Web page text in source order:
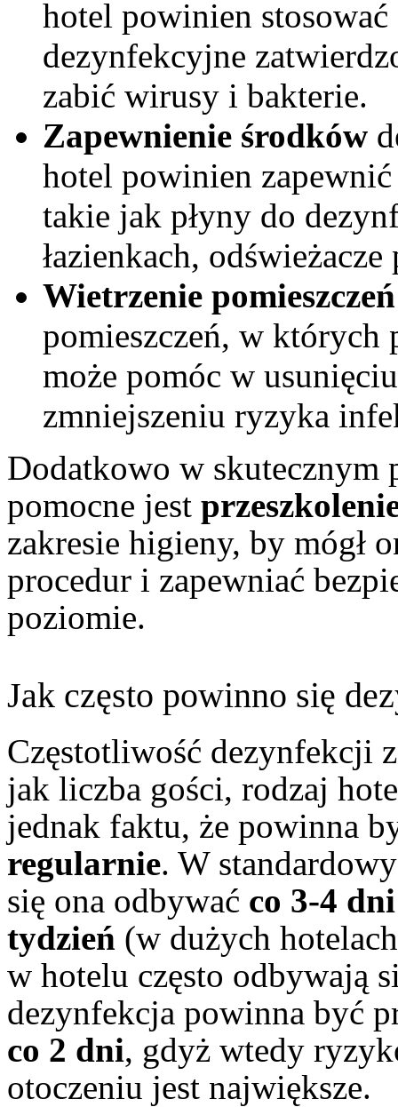
hotel powinien
dezynfekcyjne
zabić wirusy i bakterie.
Zapewnienie środków
hotel powinien
takie jak płyny do
łazienkach,
Wietrzenie
pomieszczeń, w których
może pomóc w
zmniejszeniu ryzyka
Dodatkowo w skutecznym
pomocne jest
zakresie higieny, by mógł
procedur i zapewniać
poziomie.
Jak często powinno się
Częstotliwość dezynfekcji
jak liczba gości, rodzaj
jednak faktu, że powinna
regularnie. W
się ona odbywać co 3-4 dni
tydzień (w dużych
w hotelu często odbywają
dezynfekcja powinna być
co 2 dni, gdyż wtedy
otoczeniu jest największe.